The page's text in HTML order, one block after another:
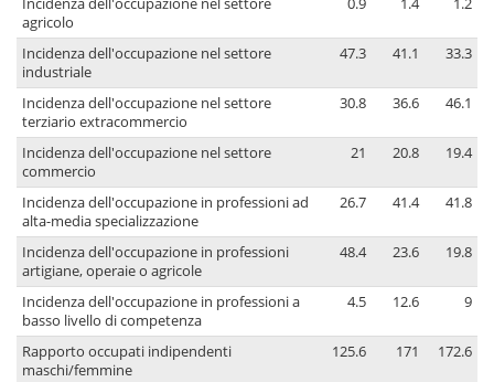
Incidenza dell'occupazione nel settore
agricolo
0.9 1.4 1.2
Incidenza dell'occupazione nel settore
industriale
47.3 41.1 33.3
Incidenza dell'occupazione nel settore
terziario extracommercio
30.8 36.6 46.1
Incidenza dell'occupazione nel settore
commercio
21 20.8 19.4
Incidenza dell'occupazione in professioni ad
alta-media specializzazione
26.7 41.4 41.8
Incidenza dell'occupazione in professioni
artigiane, operaie o agricole
48.4 23.6 19.8
Incidenza dell'occupazione in professioni a
basso livello di competenza
4.5 12.6 9
Rapporto occupati indipendenti
maschi/femmine
125.6 171 172.6